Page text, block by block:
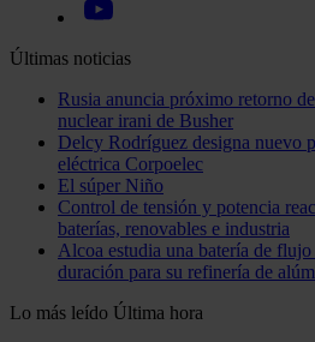
Últimas noticias
Rusia anuncia próximo retorno
nuclear irani de Busher
Delcy Rodríguez designa nuevo
eléctrica Corpoelec
El súper Niño
Control de tensión y potencia
baterías, renovables e industria
Alcoa estudia una batería de
duración para su refinería de
Lo más leído Última hora